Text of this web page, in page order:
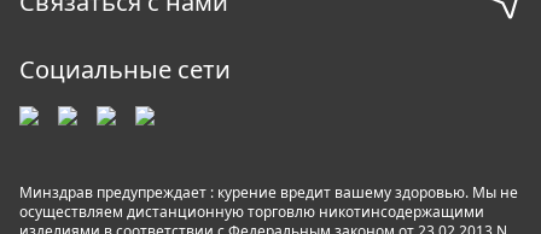
Социальные сети
Минздрав предупреждает : курение вредит вашему здоровью. Мы не
осуществляем дистанционную торговлю никотинсодержащими